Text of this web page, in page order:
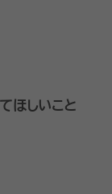
ほしいこと